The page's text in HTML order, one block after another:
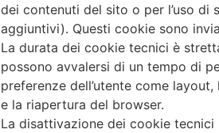
dei contenuti del sito o per l’uso
aggiuntivi). Questi cookie sono
La durata dei cookie tecnici è
possono avvalersi di un tempo di
preferenze dell’utente come
e la riapertura del browser.
La disattivazione dei cookie tecnici